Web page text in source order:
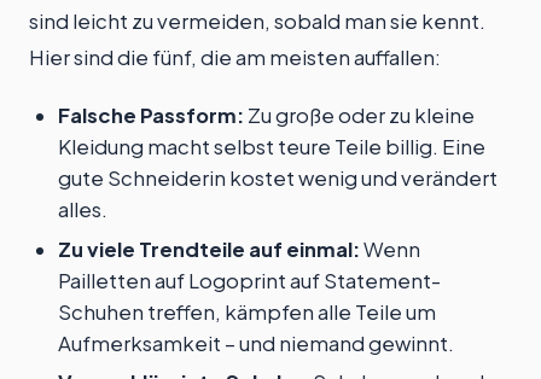
sind leicht zu vermeiden, sobald man sie kennt.
Hier sind die fünf, die am meisten auffallen:
Falsche Passform: Zu große oder zu kleine
Kleidung macht selbst teure Teile billig. Eine
gute Schneiderin kostet wenig und verändert
alles.
Zu viele Trendteile auf einmal:Wenn
Pailletten auf Logoprint auf Statement-
Schuhen treffen, kämpfen alle Teile um
Aufmerksamkeit – und niemand gewinnt.